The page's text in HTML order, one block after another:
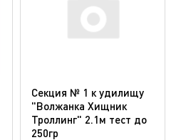
Секция № 1 к удилищу
"Волжанка Хищник
Троллинг" 2.1м тест до
250гр